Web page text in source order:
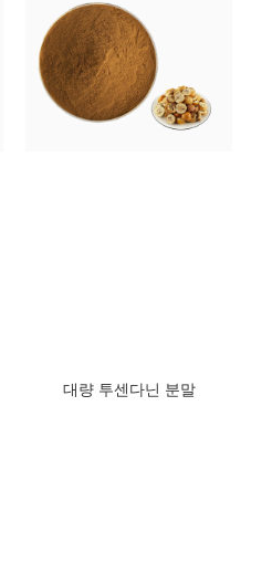
대량 투센다닌 분말